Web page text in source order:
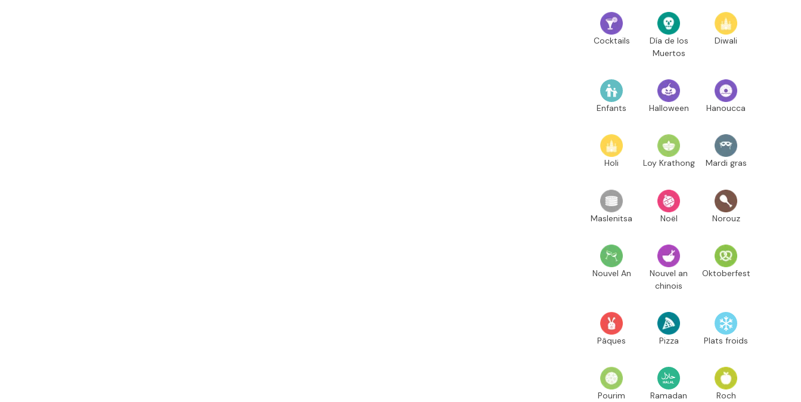
Cocktails
Día de los
Muertos
Diwali
Enfants Halloween Hanoucca
Holi Loy Krathong Mardi gras
Maslenitsa Noël Norouz
Nouvel An
Nouvel an
chinois
Oktoberfest
Pâques Pizza Plats froids
Pourim Ramadan Roch